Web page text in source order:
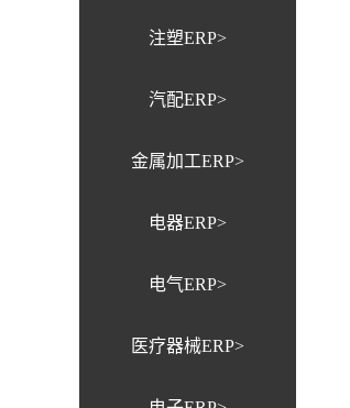
注塑ERP>
汽配ERP>
金属加工ERP>
电器ERP>
电气ERP>
医疗器械ERP>